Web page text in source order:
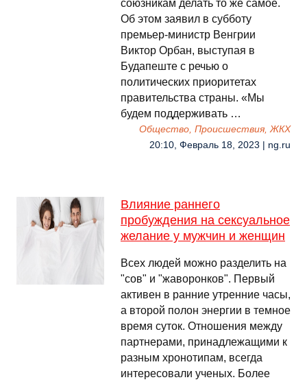
союзникам делать то же самое.
Об этом заявил в субботу
премьер-министр Венгрии
Виктор Орбан, выступая в
Будапеште с речью о
политических приоритетах
правительства страны. «Мы
будем поддерживать …
Общество, Происшествия, ЖКХ
20:10, Февраль 18, 2023 | ng.ru
Влияние раннего
пробуждения на сексуальное
желание у мужчин и женщин
Всех людей можно разделить на
"сов" и "жаворонков". Первый
активен в ранние утренние часы,
а второй полон энергии в темное
время суток. Отношения между
партнерами, принадлежащими к
разным хронотипам, всегда
интересовали ученых. Более